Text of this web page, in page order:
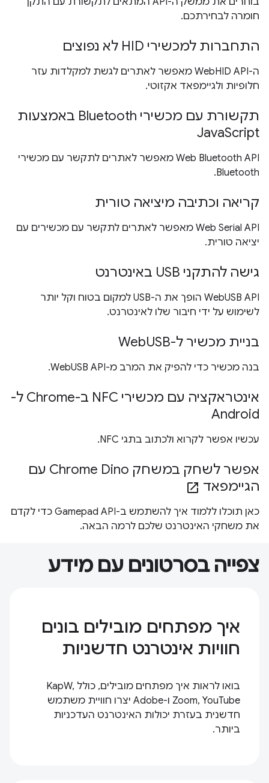
חומרה לבחירתכם.
התחברות למכשירי HID לא נפוצים
ה-WebHID API מאפשר לאתרים לגשת למקלדות עזר
חלופיות ולגיימפאד אקזוטי.
תקשורת עם מכשירי Bluetooth באמצעות
JavaScript
Web Bluetooth API מאפשר לאתרים לתקשר עם מכשירי
Bluetooth.
קריאה וכתיבה מיציאה טורית
Web Serial API מאפשר לאתרים לתקשר עם מכשירים עם
יציאה טורית.
גישה להתקני USB באינטרנט
WebUSB API הופך את ה-USB למקום בטוח וקל יותר
לשימוש על ידי חיבור שלו לאינטרנט.
בניית מכשיר ל-WebUSB
בנה מכשיר כדי להפיק את המרב מ-WebUSB API.
אינטראקציה עם מכשירי NFC ב-Chrome ל-
Android
עכשיו אפשר לקרוא ולכתוב בתגי NFC.
אפשר לשחק במשחק Chrome Dino עם
הגיימפאד open_in_new
כאן תוכלו ללמוד איך להשתמש ב-Gamepad API כדי לקדם
את משחקי האינטרנט שלכם לרמה הבאה.
צפייה בסרטונים עם מידע
איך מפתחים מובילים בונים
חוויות אינטרנט חדשניות
בואו לראות איך מפתחים מובילים, כולל KapW,
Zoom, YouTube ו-Adobe יצרו חוויית משתמש
חדשנית בעזרת יכולות האינטרנט העדכניות
ביותר.